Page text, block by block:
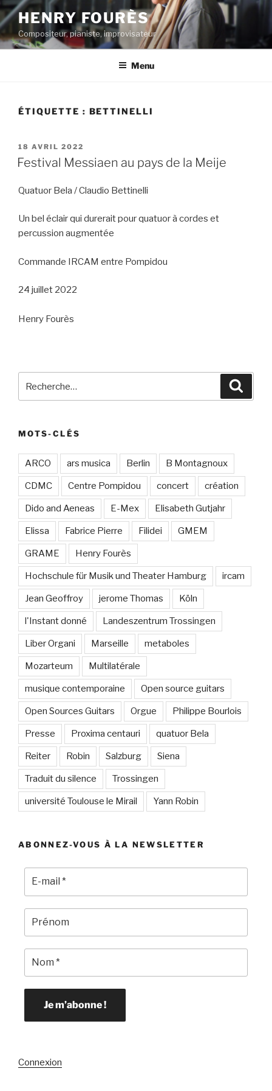
Aller
au
contenu
principal
HENRY FOURÈS
Compositeur, pianiste, improvisateur
Menu
ÉTIQUETTE : BETTINELLI
PUBLIÉ
LE
18 AVRIL 2022
Festival Messiaen au pays de la Meije
Quatuor Bela / Claudio Bettinelli
Un bel éclair qui durerait pour quatuor à cordes et
percussion augmentée
Commande IRCAM entre Pompidou
24 juillet 2022
Henry Fourès
pour
MOTS-CLÉS
ARCO ars musica Berlin B Montagnoux
CDMC Centre Pompidou concert création
Dido and Aeneas E-Mex Elisabeth Gutjahr
Elissa Fabrice Pierre Filidei GMEM
GRAME Henry Fourès
Hochschule für Musik und Theater Hamburg ircam
Jean Geoffroy jerome Thomas Köln
l'Instant donné Landeszentrum Trossingen
Liber Organi Marseille metaboles
Mozarteum Multilatérale
musique contemporaine Open source guitars
Open Sources Guitars Orgue Philippe Bourlois
Presse Proxima centauri quatuor Bela
Reiter Robin Salzburg Siena
Traduit du silence Trossingen
université Toulouse le Mirail Yann Robin
ABONNEZ-VOUS À LA NEWSLETTER
Connexion